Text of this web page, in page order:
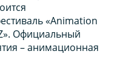
«Animation
Официальный
– анимационная